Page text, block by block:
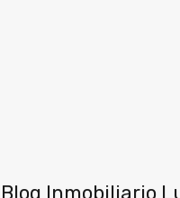
Blog Inmobiliario